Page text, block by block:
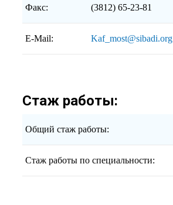
Факс: (3812) 65-23-81
E-Mail: Kaf_most@sibadi.org
Стаж работы:
Общий стаж работы:
Стаж работы по специальности: